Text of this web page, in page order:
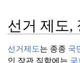
선거 제도,
선거제도는 종종 국
인 장관 직함에는 국